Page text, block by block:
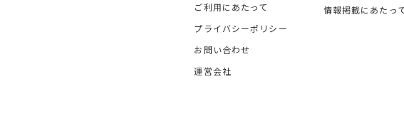
ご利用にあたって
プライバシーポリシー
お問い合わせ
運営会社
情報掲載にあたっ